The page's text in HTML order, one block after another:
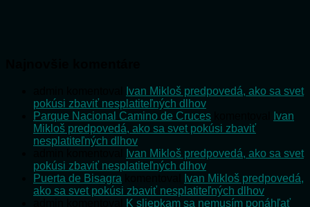
Ivan Mikloš predpovedá, ako sa svet
pokúsi zbaviť nesplatiteľných dlhov
Parque Nacional Camino de Cruces
Ivan
Mikloš predpovedá, ako sa svet pokúsi zbaviť
nesplatiteľných dlhov
Ivan Mikloš predpovedá, ako sa svet
pokúsi zbaviť nesplatiteľných dlhov
Puerta de Bisagra
Ivan Mikloš predpovedá,
ako sa svet pokúsi zbaviť nesplatiteľných dlhov
K sliepkam sa nemusím ponáhľať